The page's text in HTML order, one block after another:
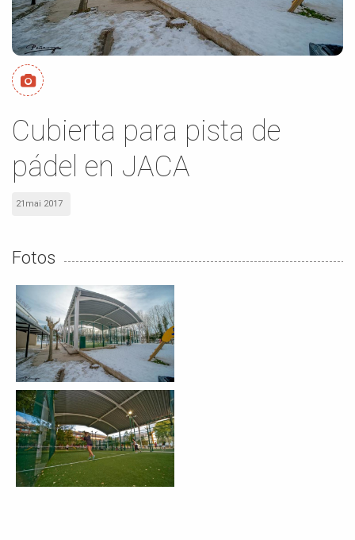
Cubierta para pista de
pádel en JACA
21mai 2017
Fotos